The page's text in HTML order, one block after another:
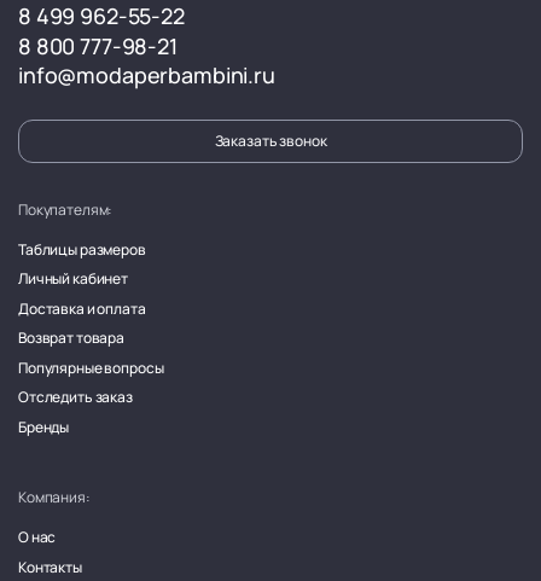
8 499 962-55-22
8 800 777-98-21
info@modaperbambini.ru
Заказать звонок
Покупателям:
Таблицы размеров
Личный кабинет
Доставка и оплата
Возврат товара
Популярные вопросы
Отследить заказ
Бренды
Компания:
О нас
Контакты